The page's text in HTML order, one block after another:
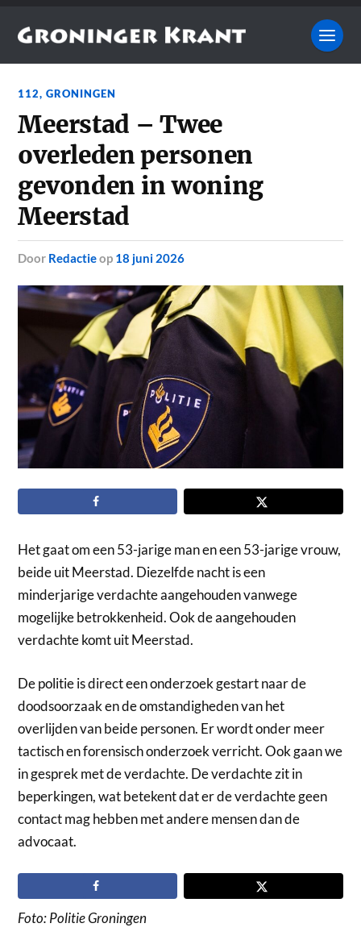
112,GRONINGEN
Meerstad – Twee
overleden personen
gevonden in woning
Meerstad
door Redactieop 18 juni 2026
Het gaat om een 53-jarige man en een 53-jarige vrouw,
beide uit Meerstad. Diezelfde nacht is een
minderjarige verdachte aangehouden vanwege
mogelijke betrokkenheid. Ook de aangehouden
verdachte komt uit Meerstad.
De politie is direct een onderzoek gestart naar de
doodsoorzaak en de omstandigheden van het
overlijden van beide personen. Er wordt onder meer
tactisch en forensisch onderzoek verricht. Ook gaan we
in gesprek met de verdachte. De verdachte zit in
beperkingen, wat betekent dat er de verdachte geen
contact mag hebben met andere mensen dan de
advocaat.
Foto: Politie Groningen